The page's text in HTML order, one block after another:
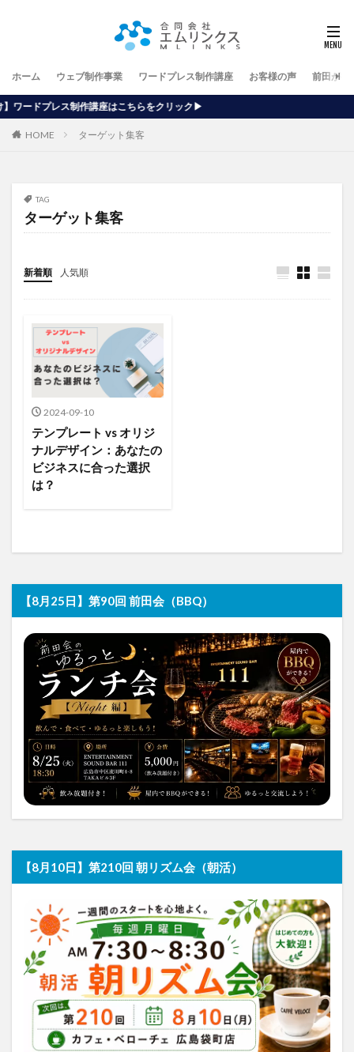
ホーム ウェブ制作事業 ワードプレス制作講座 お客様の声 前田が行
講座はこちらをクリック▶
HOME ターゲット集客
TAG
ターゲット集客
新着順 人気順
2024-09-10
テンプレート vs オリジ
ナルデザイン：あなたの
ビジネスに合った選択
は？
【8月25日】第90回 前田会（BBQ）
【8月10日】第210回 朝リズム会（朝活）